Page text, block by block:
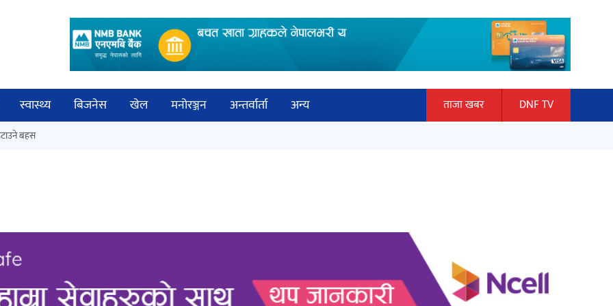
स्वास्थ्य बिजनेस खेल मनोरञ्जन अन्तर्वार्ता
अन्य
ताजा खबर DNF TV
अर्जुन चन्द्रको ‘संवेदनाका प्रतिध्वनि’
मुक्तकसङ्ग्रह लोकार्पण
बहस